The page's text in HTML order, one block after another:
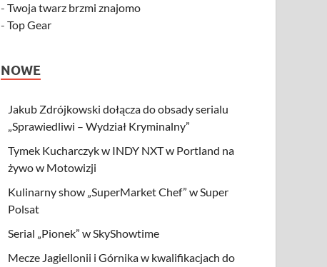
-Twoja twarz brzmi znajomo
-Top Gear
NOWE
Jakub Zdrójkowski dołącza do obsady serialu
„Sprawiedliwi – Wydział Kryminalny”
Tymek Kucharczyk w INDY NXT w Portland na
żywo w Motowizji
Kulinarny show „SuperMarket Chef” w Super
Polsat
Serial „Pionek” w SkyShowtime
Mecze Jagiellonii i Górnika w kwalifikacjach do